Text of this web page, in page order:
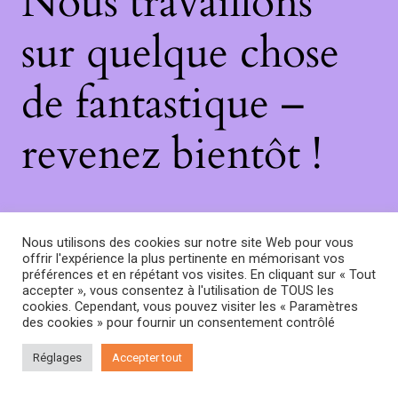
sur quelque chose
de fantastique –
revenez bientôt !
Nous utilisons des cookies sur notre site Web pour vous
offrir l'expérience la plus pertinente en mémorisant vos
préférences et en répétant vos visites. En cliquant sur « Tout
accepter », vous consentez à l'utilisation de TOUS les
cookies. Cependant, vous pouvez visiter les « Paramètres
des cookies » pour fournir un consentement contrôlé
Réglages Accepter tout